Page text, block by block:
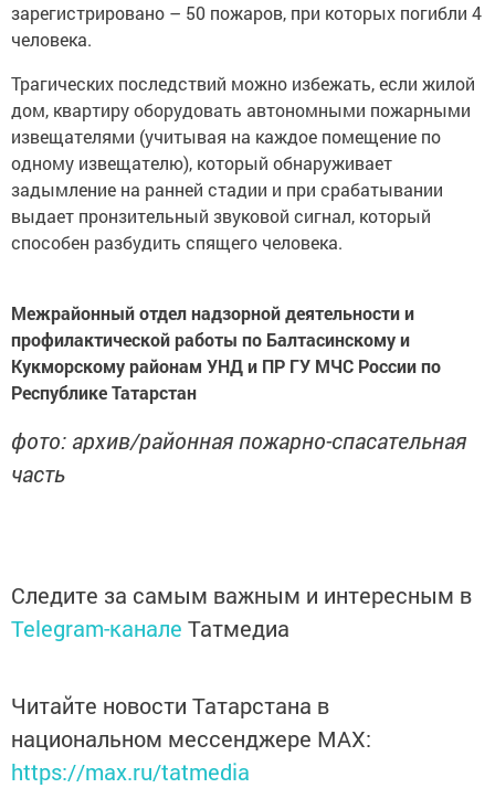
зарегистрировано – 50 пожаров, при которых погибли 4
человека.
Трагических последствий можно избежать, если жилой
дом, квартиру оборудовать автономными пожарными
извещателями (учитывая на каждое помещение по
одному извещателю), который обнаруживает
задымление на ранней стадии и при срабатывании
выдает пронзительный звуковой сигнал, который
способен разбудить спящего человека.
Межрайонный отдел надзорной деятельности и
профилактической работы по Балтасинскому и
Кукморскому районам УНД и ПР ГУ МЧС России по
Республике Татарстан
фото: архив/районная пожарно-спасательная
часть
Следите за самым важным и интересным в
Telegram-канале Татмедиа
Читайте новости Татарстана в
национальном мессенджере MАХ:
https://max.ru/tatmedia